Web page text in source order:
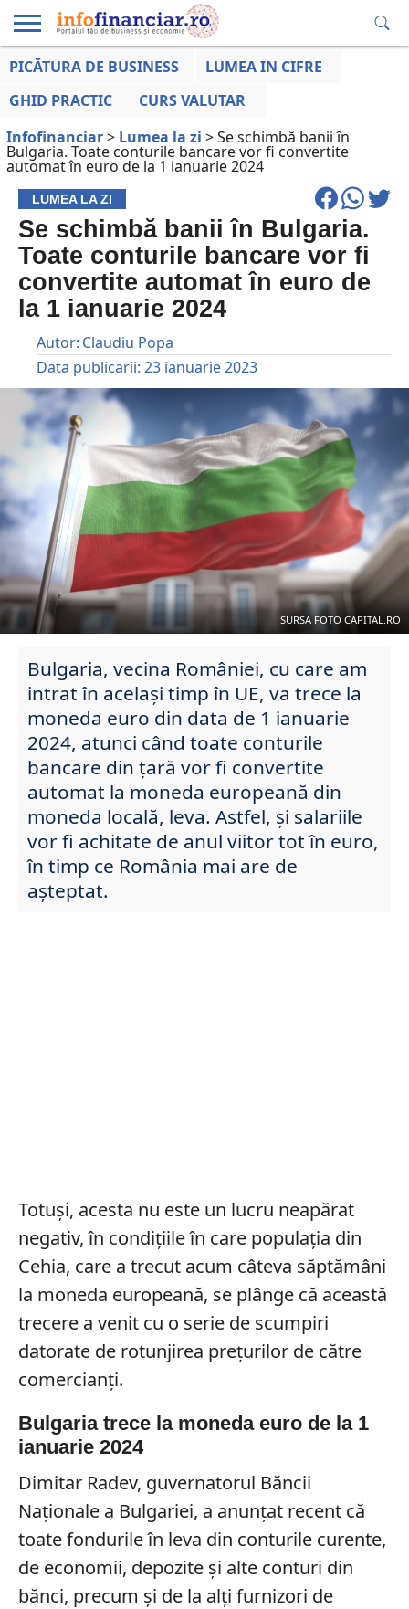
EDUCAȚIE
LA ZI
AFACERILOR
PICĂTURA DE BUSINESS
LUMEA IN CIFRE
GHID PRACTIC
CURS VALUTAR
Infofinanciar> Lumea la zi >Se schimbă banii în
Bulgaria. Toate conturile bancare vor fi convertite
automat în euro de la 1 ianuarie 2024
LUMEA LA ZI
Se schimbă banii în Bulgaria.
Toate conturile bancare vor fi
convertite automat în euro de
la 1 ianuarie 2024
Autor: Claudiu Popa
Data publicarii: 23 ianuarie 2023
SURSA FOTO CAPITAL.RO
Bulgaria, vecina României, cu care am
intrat în același timp în UE, va trece la
moneda euro din data de 1 ianuarie
2024, atunci când toate conturile
bancare din țară vor fi convertite
automat la moneda europeană din
moneda locală, leva. Astfel, și salariile
vor fi achitate de anul viitor tot în euro,
în timp ce România mai are de
așteptat.
Totuși, acesta nu este un lucru neapărat
negativ, în condițiile în care populația din
Cehia, care a trecut acum câteva săptămâni
la moneda europeană, se plânge că această
trecere a venit cu o serie de scumpiri
datorate de rotunjirea prețurilor de către
comercianți.
Bulgaria trece la moneda euro de la 1
ianuarie 2024
Dimitar Radev, guvernatorul Băncii
Naționale a Bulgariei, a anunțat recent că
toate fondurile în leva din conturile curente,
de economii, depozite şi alte conturi din
bănci, precum şi de la alţi furnizori de